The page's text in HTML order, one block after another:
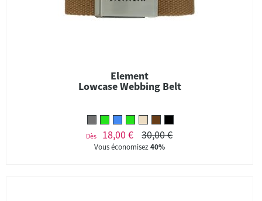
Element
Lowcase Webbing Belt
Dès 18,00 € 30,00 €
Vous économisez40%